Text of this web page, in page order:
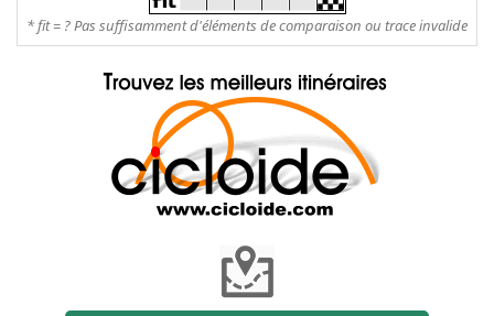
* fit = ? Pas suffisamment d'éléments de comparaison ou trace invalide